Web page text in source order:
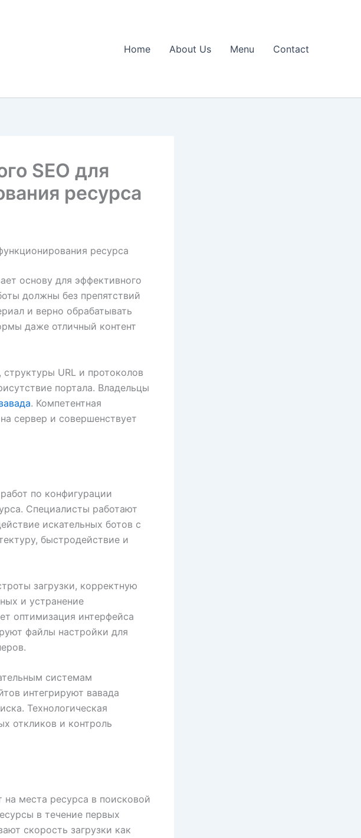
Home
About Us Menu Contact
SEO для
ресурса
ресурса
основу для эффективного
должны без препятствий
и верно обрабатывать
даже отличный контент
URL и протоколов
портала. Владельцы
. Компетентная
сервер и совершенствует
по конфигурации
Специалисты работают
искательных ботов с
быстродействие и
загрузки, корректную
и устранение
оптимизация интерфейса
файлы настройки для
системам
интегрируют вавада
Технологическая
откликов и контроль
места ресурса в поисковой
в течение первых
скорость загрузки как